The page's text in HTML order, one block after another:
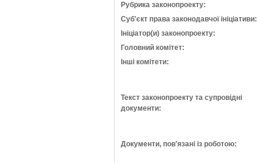
Рубрика законопроекту:
Суб'єкт права законодавчої ініціативи:
Ініціатор(и) законопроекту:
Головний комітет:
Інші комітети:
Текст законопроекту та супровідні
документи:
Документи, пов'язані із роботою: